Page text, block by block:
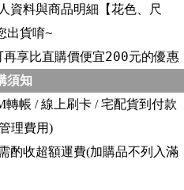
資料與商品明細【花色、尺
出貨唷~
享比直購價便宜200元的優惠
須知
轉帳 / 線上刷卡 / 宅配貨到付款
理費用)
酌收超額運費(加購品不列入滿